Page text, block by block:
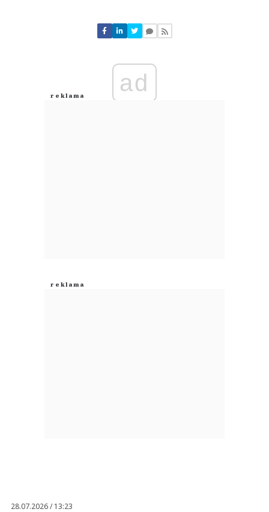
Nie znaleziono komentarzy
Zostaw swoje komentarze
Anuluj
ad
28.07.2026 / 13:23